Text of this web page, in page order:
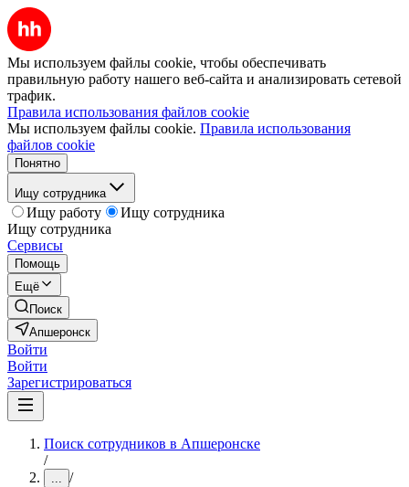
Мы используем файлы cookie, чтобы обеспечивать
правильную работу нашего веб-сайта и анализировать сетевой
трафик.
Правила использования файлов cookie
Мы используем файлы cookie. Правила использования
файлов cookie
Понятно
Ищу сотрудника
Ищу работу
Ищу сотрудника
Ищу сотрудника
Сервисы
Помощь
Ещё
Поиск
Апшеронск
Войти
Войти
Зарегистрироваться
Поиск сотрудников в Апшеронске
/
... /